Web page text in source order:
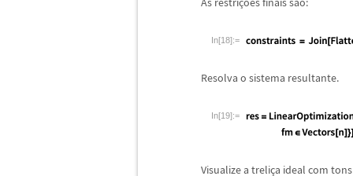
In[18]:=
Resolva o sistema resultante.
In[19]:=
Visualize a treliça ideal com